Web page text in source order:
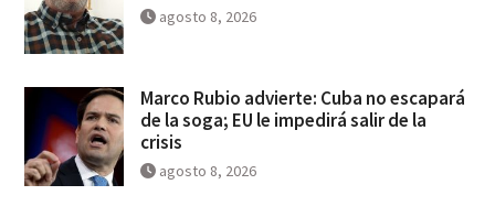
agosto 8, 2026
Marco Rubio advierte: Cuba no escapará
de la soga; EU le impedirá salir de la
crisis
agosto 8, 2026